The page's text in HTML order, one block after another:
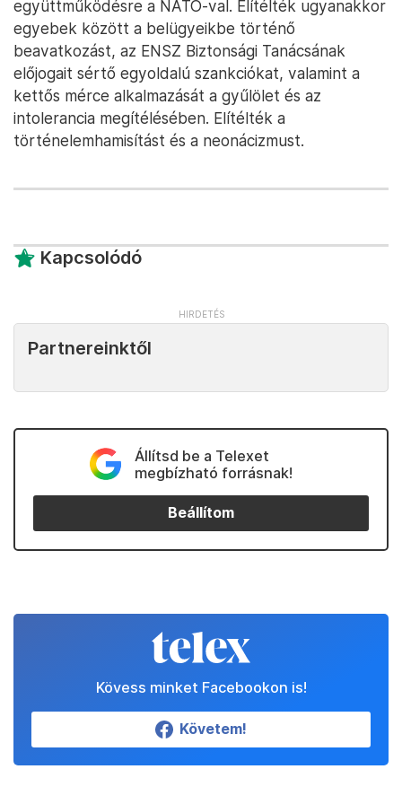
együttműködésre a NATO-val. Elítélték ugyanakkor
egyebek között a belügyeikbe történő
beavatkozást, az ENSZ Biztonsági Tanácsának
előjogait sértő egyoldalú szankciókat, valamint a
kettős mérce alkalmazását a gyűlölet és az
intolerancia megítélésében. Elítélték a
történelemhamisítást és a neonácizmust.
Kapcsolódó
Partnereinktől
Állítsd be a Telexet
megbízható forrásnak!
Beállítom
Kövess minket Facebookon is!
Követem!